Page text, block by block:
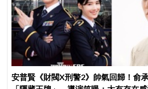
安普賢《財閥X刑警2》帥氣回歸！俞